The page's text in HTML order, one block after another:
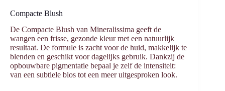
Compacte Blush
De Compacte Blush van Mineralissima geeft de
wangen een frisse, gezonde kleur met een natuurlijk
resultaat. De formule is zacht voor de huid, makkelijk te
blenden en geschikt voor dagelijks gebruik. Dankzij de
opbouwbare pigmentatie bepaal je zelf de intensiteit:
van een subtiele blos tot een meer uitgesproken look.